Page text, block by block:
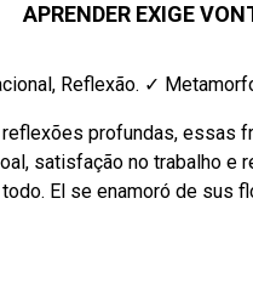
APRENDER EXIGE
Reflexão. ✓
profundas, essas
satisfação no trabalho e
El se enamoró de sus